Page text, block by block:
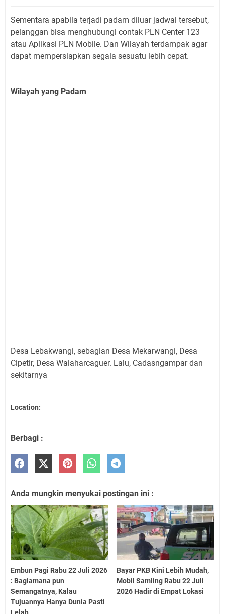
Sementara apabila terjadi padam diluar jadwal tersebut,
pelanggan bisa menghubungi contak PLN Center 123
atau Aplikasi PLN Mobile. Dan Wilayah terdampak agar
dapat mempersiapkan segala sesuatu lebih cepat.
Wilayah yang Padam
Desa Lebakwangi, sebagian Desa Mekarwangi, Desa
Cipetir, Desa Walaharcaguer. Lalu, Cadasngampar dan
sekitarnya
Location:
Berbagi :
Anda mungkin menyukai postingan ini :
Embun Pagi Rabu 22 Juli 2026
: Bagiamana pun
Semangatnya, Kalau
Tujuannya Hanya Dunia Pasti
Lelah
Bayar PKB Kini Lebih Mudah,
Mobil Samling Rabu 22 Juli
2026 Hadir di Empat Lokasi